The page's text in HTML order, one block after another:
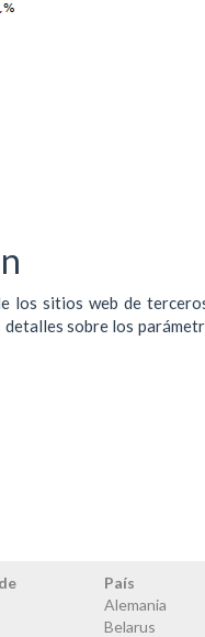
los sitios web de
sobre los
País
Alemania
Belarus